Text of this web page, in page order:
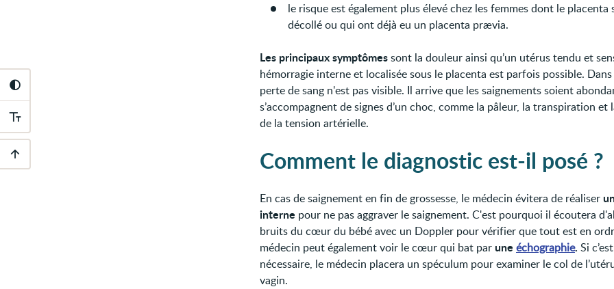
Outils
d'accessibilité
Descendre
le risque est également plus élevé chez les femmes dont le placenta
décollé ou qui ont déjà eu un placenta prævia.
Les principaux symptômessont la douleur ainsi qu’un utérus tendu et
hémorragie interne et localisée sous le placenta est parfois possible. Dans
perte de sang n'est pas visible. Il arrive que les saignements soient
s’accompagnent de signes d’un choc, comme la pâleur, la transpiration et
de la tension artérielle.
Comment le diagnostic est-il posé ?
En cas de saignement en fin de grossesse, le médecin évitera de réaliser
interne pour ne pas aggraver le saignement. C'est pourquoi il écoutera
bruits du cœur du bébé avec un Doppler pour vérifier que tout est en
médecin peut également voir le cœur qui bat par une échographie. Si
nécessaire, le médecin placera un spéculum pour examiner le col de
vagin.